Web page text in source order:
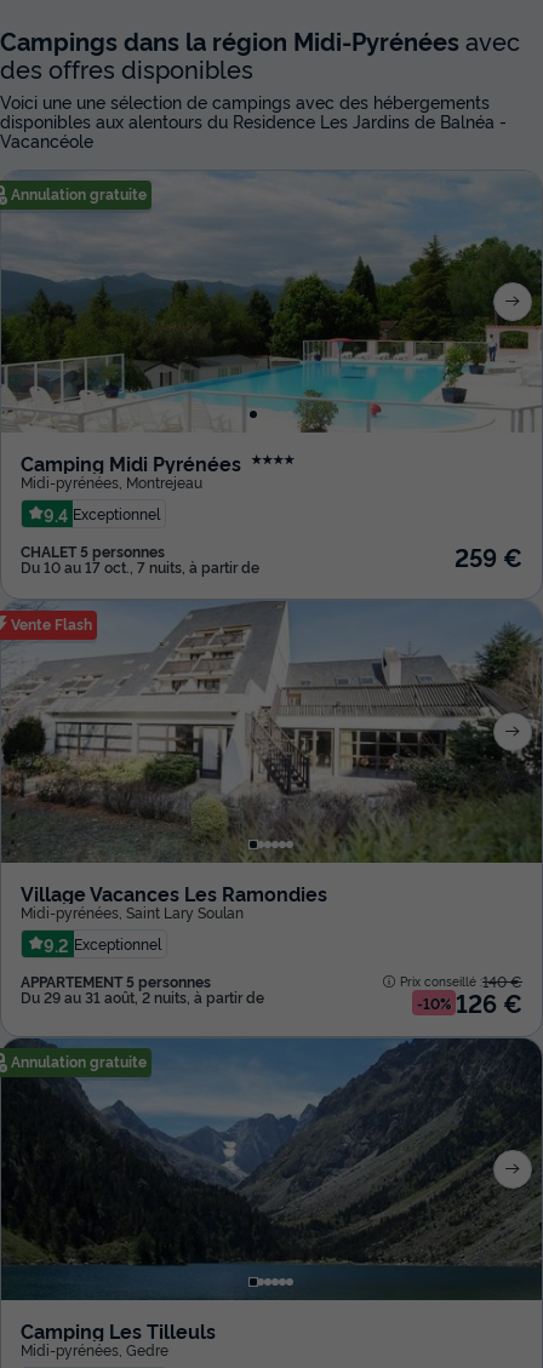
Campings dans la région Midi-Pyrénées avec
des offres disponibles
Voici une une sélection de campings avec des hébergements
disponibles aux alentours du Residence Les Jardins de Balnéa -
Vacancéole
Annulation gratuite
Camping Midi Pyrénées ★★★★
Midi-pyrénées Montrejeau
9.4 Exceptionnel
CHALET 5 personnes
Du 10 au 17 oct., 7 nuits, à partir de 259 €
Vente Flash
Village Vacances Les Ramondies
Midi-pyrénées Saint Lary Soulan
9.2 Exceptionnel
APPARTEMENT 5 personnes
Du 29 au 31 août, 2 nuits, à partir de
Prix conseillé :140 €
-10% 126 €
Annulation gratuite
Camping Les Tilleuls
Midi-pyrénées Gedre